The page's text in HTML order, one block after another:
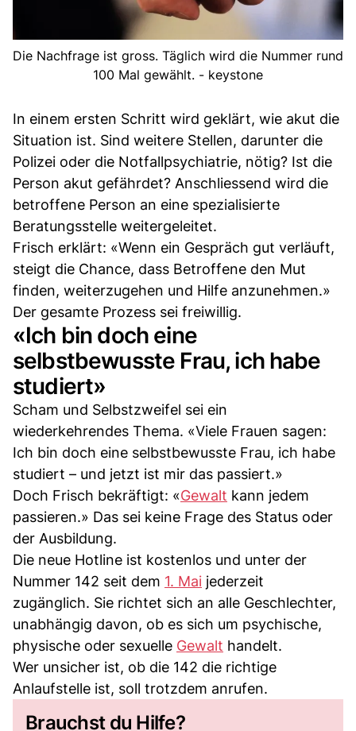
Die Nachfrage ist gross. Täglich wird die Nummer rund
100 Mal gewählt. - keystone
In einem ersten Schritt wird geklärt, wie akut die
Situation ist. Sind weitere Stellen, darunter die
Polizei oder die Notfallpsychiatrie, nötig? Ist die
Person akut gefährdet? Anschliessend wird die
betroffene Person an eine spezialisierte
Beratungsstelle weitergeleitet.
Frisch erklärt: «Wenn ein Gespräch gut verläuft,
steigt die Chance, dass Betroffene den Mut
finden, weiterzugehen und Hilfe anzunehmen.»
Der gesamte Prozess sei freiwillig.
«Ich bin doch eine
selbstbewusste Frau, ich habe
studiert»
Scham und Selbstzweifel sei ein
wiederkehrendes Thema. «Viele Frauen sagen:
Ich bin doch eine selbstbewusste Frau, ich habe
studiert – und jetzt ist mir das passiert.»
Doch Frisch bekräftigt: «Gewalt kann jedem
passieren.» Das sei keine Frage des Status oder
der Ausbildung.
Die neue Hotline ist kostenlos und unter der
Nummer 142 seit dem 1. Mai jederzeit
zugänglich. Sie richtet sich an alle Geschlechter,
unabhängig davon, ob es sich um psychische,
physische oder sexuelle Gewalt handelt.
Wer unsicher ist, ob die 142 die richtige
Anlaufstelle ist, soll trotzdem anrufen.
Brauchst du Hilfe?